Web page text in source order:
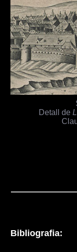
Detall de
Bibliografia: